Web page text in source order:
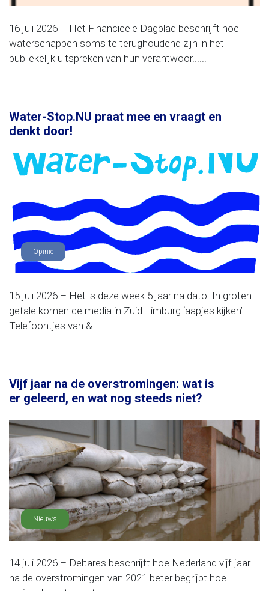
16 juli 2026 – Het Financieele Dagblad beschrijft hoe
waterschappen soms te terughoudend zijn in het
publiekelijk uitspreken van hun verantwoor......
Water-Stop.NU praat mee en vraagt en
denkt door!
Opinie
15 juli 2026 – Het is deze week 5 jaar na dato. In groten
getale komen de media in Zuid-Limburg ‘aapjes kijken’.
Telefoontjes van &......
Vijf jaar na de overstromingen: wat is
er geleerd, en wat nog steeds niet?
Nieuws
14 juli 2026 – Deltares beschrijft hoe Nederland vijf jaar
na de overstromingen van 2021 beter begrijpt hoe